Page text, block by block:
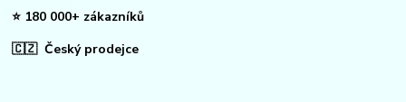
⭐ 180 000+ zákazníků
🇨🇿 Český prodejce